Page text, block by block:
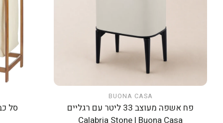
אזל המלאי
BUONA CASA
פח אשפה מעוצב 33 ליטר עם רגליים
Calabria Stone | Buona Casa
סל